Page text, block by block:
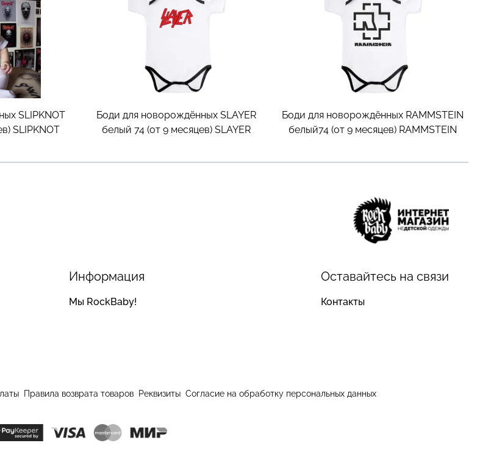
SLIPKNOT
SLIPKNOT
Боди для новорождённых SLAYER
белый 74 (от 9 месяцев) SLAYER
Боди для новорождённых RAMMSTEIN
белый74 (от 9 месяцев) RAMMSTEIN
Информация
Мы RockBaby!
Оставайтесь на связи
Контакты
Правила возврата товаров Реквизиты Согласие на обработку персональных данных